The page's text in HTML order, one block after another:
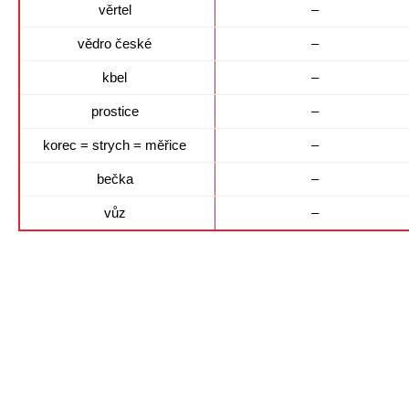
věrtel –
vědro české –
kbel –
prostice –
korec = strych = měřice –
bečka –
vůz –